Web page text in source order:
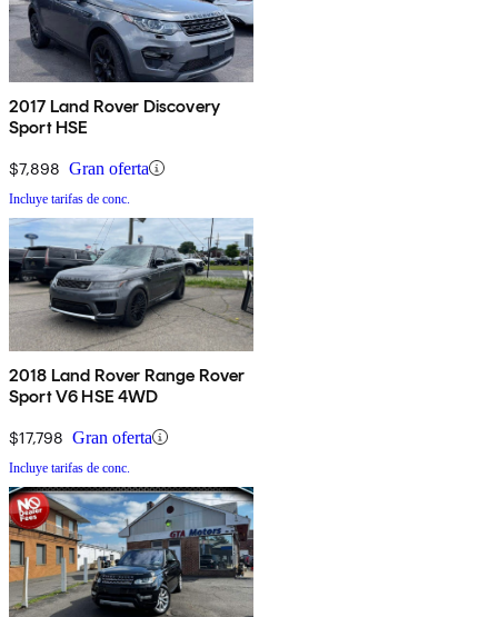
2017 Land Rover Discovery
Sport HSE
$7,898 Gran oferta
Incluye tarifas de conc.
2018 Land Rover Range Rover
Sport V6 HSE 4WD
$17,798 Gran oferta
Incluye tarifas de conc.